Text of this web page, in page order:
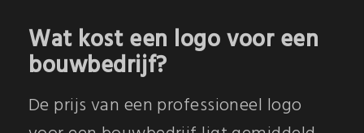
Wat kost een logo voor een
bouwbedrijf?
De prijs van een professioneel logo